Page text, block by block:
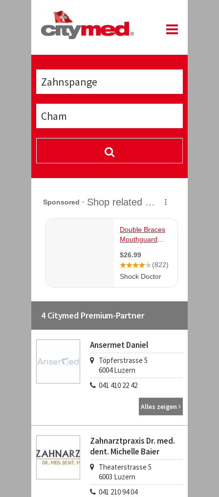
4 Citymed Premium-Partner
Ansermet Daniel
Töpferstrasse 5
6004 Luzern
041 410 22 42
Alles zeigen
Zahnarztpraxis Dr. med.
dent. Michelle Baier
Theaterstrasse 5
6003 Luzern
041 210 94 04